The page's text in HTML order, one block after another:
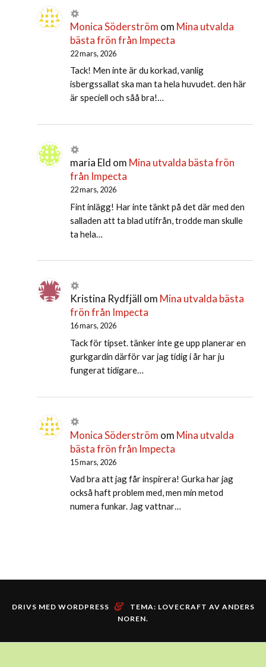
Monica Söderström om Mina utvalda
bästa frön från Impecta
22 mars, 2026
Tack! Men inte är du korkad, vanlig
isbergssallat ska man ta hela huvudet. den här
är speciell och såå bra!…
maria Eld om Mina utvalda bästa frön
från Impecta
22 mars, 2026
Fint inlägg! Har inte tänkt på det där med den
salladen att ta blad utifrån, trodde man skulle
ta hela…
Kristina Rydfjäll om Mina utvalda bästa
frön från Impecta
16 mars, 2026
Tack för tipset. tänker inte ge upp planerar en
gurkgardin därför var jag tidig i år har ju
fungerat tidigare…
Monica Söderström om Mina utvalda
bästa frön från Impecta
15 mars, 2026
Vad bra att jag får inspirera! Gurka har jag
också haft problem med, men min metod
numera funkar. Jag vattnar…
DRIVS MED WORDPRESS & TEMA: LOVECRAFT AV ANDERS
NOREN.